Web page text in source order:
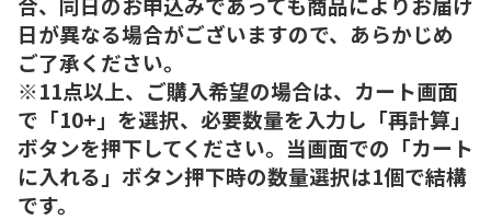
日が異なる場合がございますので、あらかじめ
ご了承ください。
※11点以上、ご購入希望の場合は、カート画面
で「10+」を選択、必要数量を入力し「再計算」
ボタンを押下してください。当画面での「カート
に入れる」ボタン押下時の数量選択は1個で結構
です。